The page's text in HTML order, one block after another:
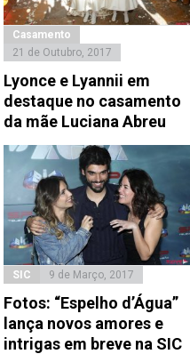
Casamento
21 de Outubro, 2017
Lyonce e Lyannii em
destaque no casamento
da mãe Luciana Abreu
SIC 9 de Março, 2017
Fotos: “Espelho d’Água”
lança novos amores e
intrigas em breve na SIC